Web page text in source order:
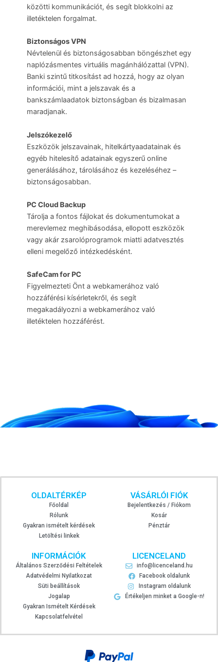
közötti kommunikációt, és segít blokkolni az
illetéktelen forgalmat.
Biztonságos VPN
Névtelenül és biztonságosabban böngészhet egy
naplózásmentes virtuális magánhálózattal (VPN).
Banki szintű titkosítást ad hozzá, hogy az olyan
információi, mint a jelszavak és a
bankszámlaadatok biztonságban és bizalmasan
maradjanak.
Jelszókezelő
Eszközök jelszavainak, hitelkártyaadatainak és
egyéb hitelesítő adatainak egyszerű online
generálásához, tárolásához és kezeléséhez –
biztonságosabban.
PC Cloud Backup
Tárolja a fontos fájlokat és dokumentumokat a
merevlemez meghibásodása, ellopott eszközök
vagy akár zsarolóprogramok miatti adatvesztés
elleni megelőző intézkedésként.
SafeCam for PC
Figyelmezteti Önt a webkamerához való
hozzáférési kísérletekről, és segít
megakadályozni a webkamerához való
illetéktelen hozzáférést.
OLDALTÉRKÉP
Főoldal
Rólunk
Gyakran ismételt kérdések
Letöltési linkek
VÁSÁRLÓI FIÓK
Bejelentkezés / Fiókom
Kosár
Pénztár
INFORMÁCIÓK
Általános Szerződési Feltételek
Adatvédelmi Nyilatkozat
Süti beállítások
Jogalap
Gyakran Ismételt Kérdések
Kapcsolatfelvétel
LICENCELAND
info@licenceland.hu
Facebook oldalunk
Instagram oldalunk
Értékeljen minket a Google-n!